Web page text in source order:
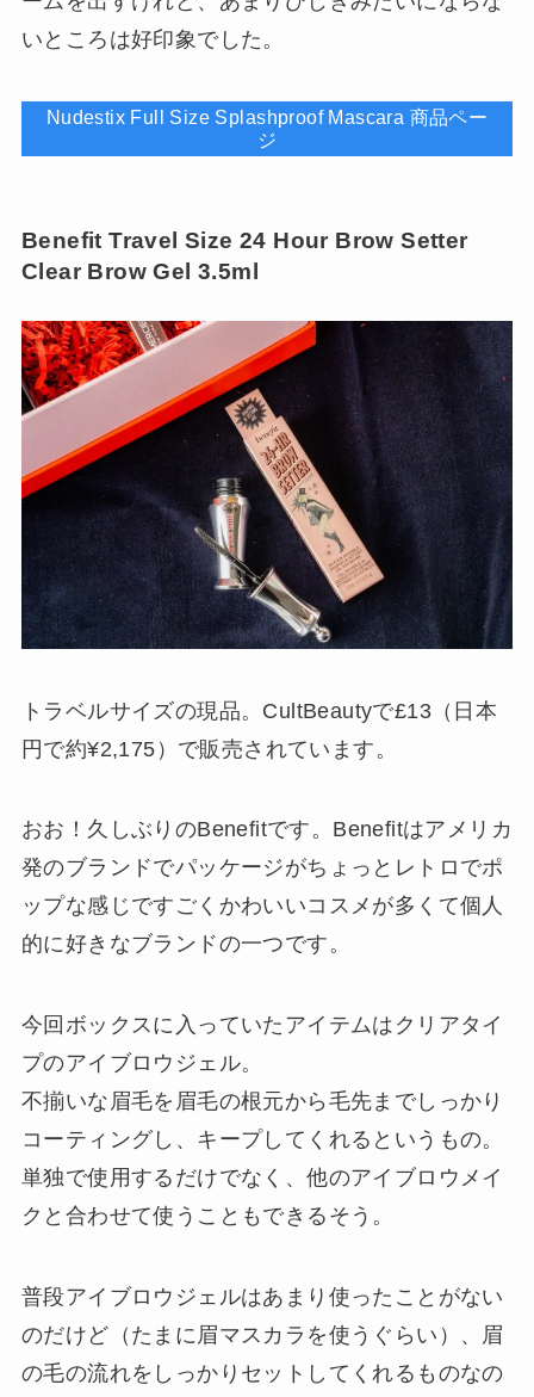
いところは好印象でした。
Nudestix Full Size Splashproof Mascara 商品ペー
ジ
Benefit Travel Size 24 Hour Brow Setter
Clear Brow Gel 3.5ml
トラベルサイズの現品。CultBeautyで£13（日本
円で約¥2,175）で販売されています。
おお！久しぶりのBenefitです。Benefitはアメリカ
発のブランドでパッケージがちょっとレトロでポ
ップな感じですごくかわいいコスメが多くて個人
的に好きなブランドの一つです。
今回ボックスに入っていたアイテムはクリアタイ
プのアイブロウジェル。
不揃いな眉毛を眉毛の根元から毛先までしっかり
コーティングし、キープしてくれるというもの。
単独で使用するだけでなく、他のアイブロウメイ
クと合わせて使うこともできるそう。
普段アイブロウジェルはあまり使ったことがない
のだけど（たまに眉マスカラを使うぐらい）、眉
の毛の流れをしっかりセットしてくれるものなの